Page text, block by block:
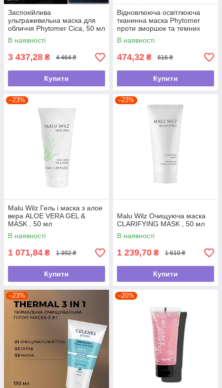
Заспокійлива
ультраживильна маска для
обличчя Phytomer Cica, 50 мл
В наявності
3 437,28 ₴ 4 464 ₴
Купити
Відновлююча освітлююча
тканинна маска Phytomer
проти зморшок та темних
плям "Oligoforce" , 23г
В наявності
474,32 ₴ 616 ₴
Купити
–23%
Malu Wilz Гель і маска з алое
вера ALOE VERA GEL &
MASK , 50 мл
В наявності
1 071,84 ₴ 1 392 ₴
Купити
–23%
Malu Wilz Очищуюча маска
CLARIFYING MASK , 50 мл
В наявності
1 239,70 ₴ 1 610 ₴
Купити
–23% –20%